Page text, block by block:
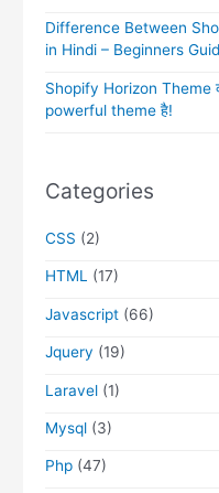
Difference Between
in Hindi – Beginners
Shopify Horizon Theme
powerful theme है!
Categories
CSS (2)
HTML (17)
Javascript (66)
Jquery (19)
Laravel (1)
Mysql (3)
Php (47)